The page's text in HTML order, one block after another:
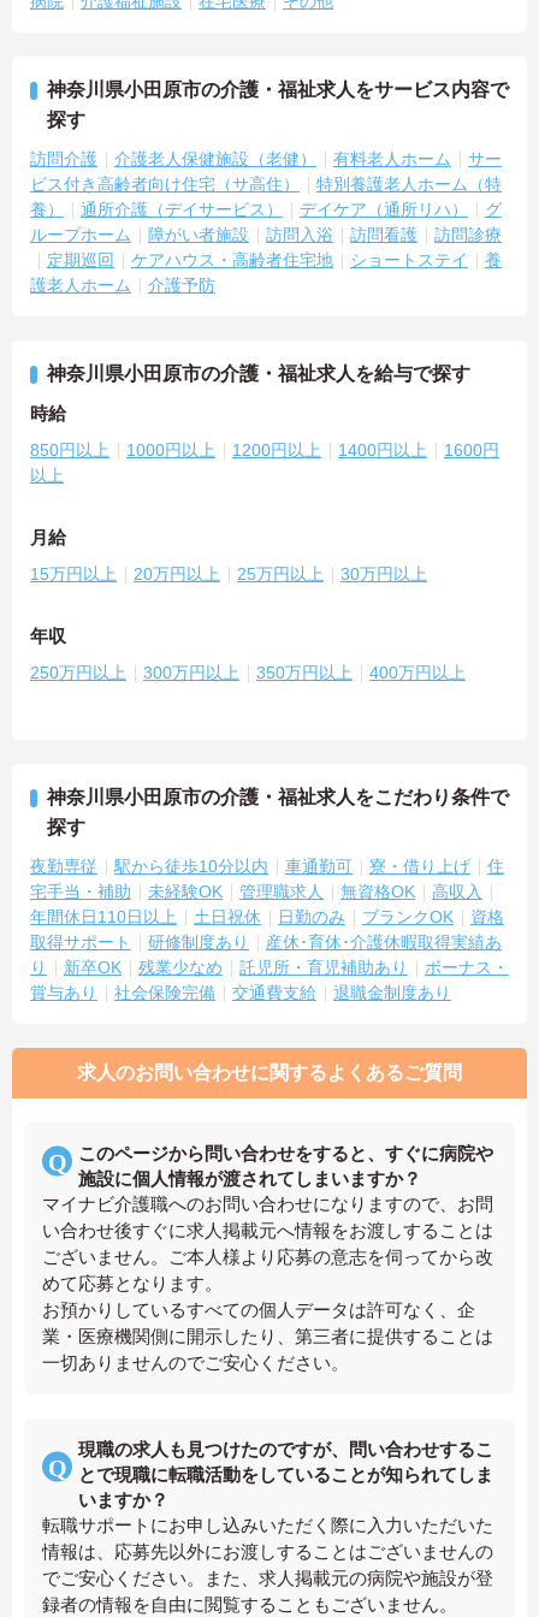
神奈川県小田原市の介護・福祉求人をサービス内容で
探す
訪問介護 介護老人保健施設（老健） 有料老人ホーム
サー
ビス付き高齢者向け住宅（サ高住）
特別養護老人ホーム（特
養）
通所介護（デイサービス） デイケア（通所リハ）
グ
ループホーム
障がい者施設 訪問入浴 訪問看護
訪問診療
定期巡回
ケアハウス・高齢者住宅地 ショートステイ
養
護老人ホーム
介護予防
神奈川県小田原市の介護・福祉求人を給与で探す
時給
850円以上 1000円以上 1200円以上 1400円以上
1600円
以上
月給
15万円以上 20万円以上 25万円以上 30万円以上
年収
250万円以上 300万円以上 350万円以上 400万円以上
神奈川県小田原市の介護・福祉求人をこだわり条件で
探す
夜勤専従 駅から徒歩10分以内 車通勤可 寮・借り上げ
住
宅手当・補助
未経験OK 管理職求人 無資格OK
高収入
年間休日110日以上
土日祝休 日勤のみ ブランクOK
資格
取得サポート
研修制度あり
産休･育休･介護休暇取得実績あ
り
新卒OK 残業少なめ 託児所・育児補助あり
ボーナス・
賞与あり
社会保険完備 交通費支給 退職金制度あり
求人のお問い合わせに関するよくあるご質問
このページから問い合わせをすると、すぐに病院や
施設に個人情報が渡されてしまいますか？
マイナビ介護職へのお問い合わせになりますので、お問
い合わせ後すぐに求人掲載元へ情報をお渡しすることは
ございません。ご本人様より応募の意志を伺ってから改
めて応募となります。
お預かりしているすべての個人データは許可なく、企
業・医療機関側に開示したり、第三者に提供することは
一切ありませんのでご安心ください。
現職の求人も見つけたのですが、問い合わせするこ
とで現職に転職活動をしていることが知られてしま
いますか？
転職サポートにお申し込みいただく際に入力いただいた
情報は、応募先以外にお渡しすることはございませんの
でご安心ください。また、求人掲載元の病院や施設が登
録者の情報を自由に閲覧することもございません。